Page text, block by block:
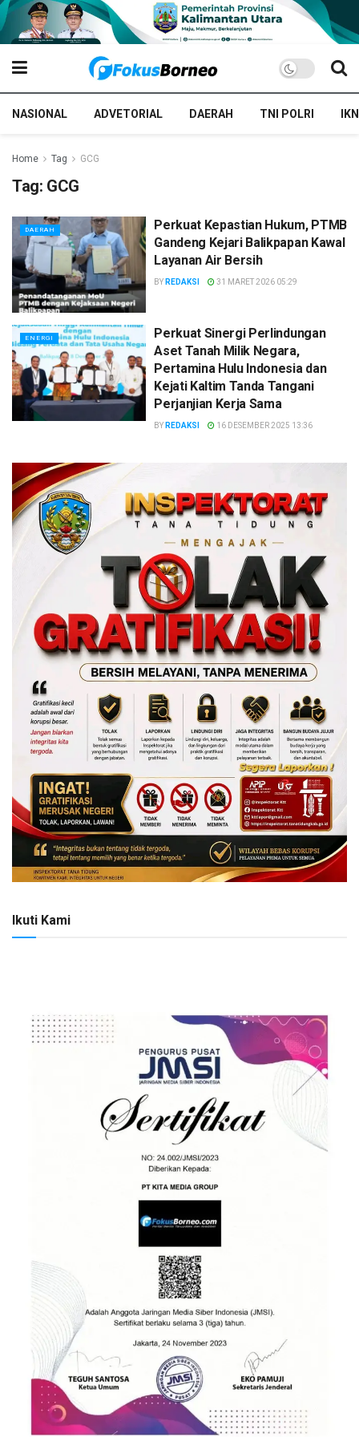
NASIONAL ADVETORIAL DAERAH TNI POLRI IKN
Home Tag GCG
Tag: GCG
DAERAH
Perkuat Kepastian Hukum, PTMB
Gandeng Kejari Balikpapan Kawal
Layanan Air Bersih
BY REDAKSI 31 MARET 2026 05:29
ENERGI
Perkuat Sinergi Perlindungan
Aset Tanah Milik Negara,
Pertamina Hulu Indonesia dan
Kejati Kaltim Tanda Tangani
Perjanjian Kerja Sama
BY REDAKSI 16 DESEMBER 2025 13:36
Ikuti Kami